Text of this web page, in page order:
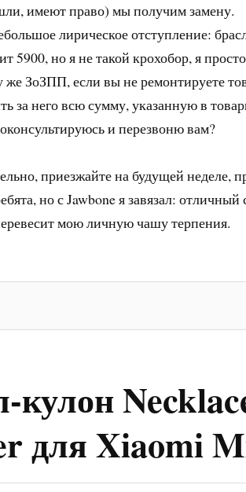
имеют право) мы получим замену.
лирическое отступление:
5900, но я не такой крохобор, я
же ЗоЗПП, если вы не ремонтируете
за него всю сумму, указанную в
и перезвоню вам?
приезжайте на будущей неделе,
но с Jawbone я завязал:
мою личную чашу терпения.
кулон
для Xiaomi